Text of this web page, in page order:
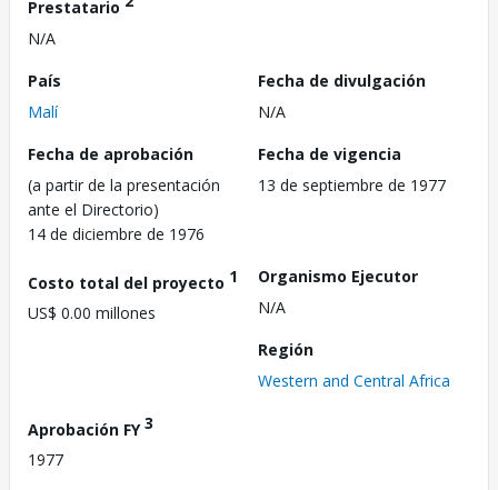
Prestatario
N/A
País
Malí
Fecha de divulgación
N/A
Fecha de aprobación
(a partir de la presentación
ante el Directorio)
14 de diciembre de 1976
Fecha de vigencia
13 de septiembre de 1977
Costo total del proyecto 1
US$ 0.00 millones
Organismo Ejecutor
N/A
Región
Western and Central Africa
Aprobación FY3
1977